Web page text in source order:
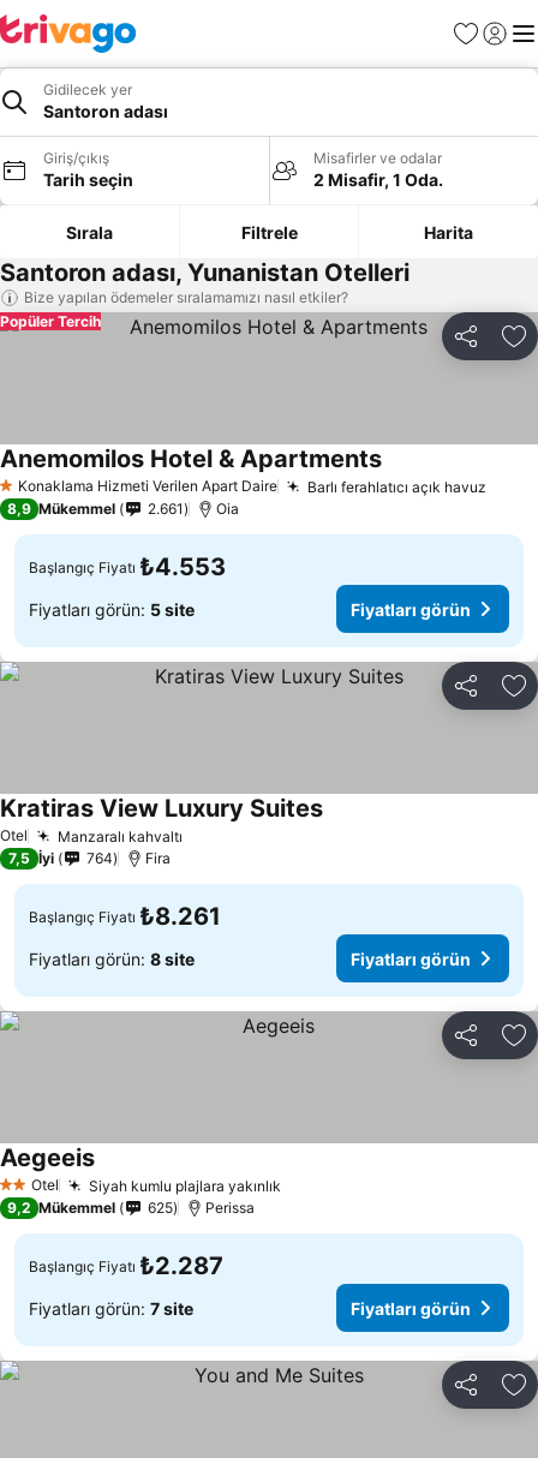
Favoriler
Giriş
Gidilecek yer
Santoron adası
Giriş/çıkış
Tarih seçin
Misafirler ve odalar
2 Misafir, 1 Oda.
Sırala Filtrele Harita
Santoron adası, Yunanistan Otelleri
Bize yapılan ödemeler sıralamamızı nasıl etkiler?
Paylaş
Popüler Tercih
1 Yıldız
Konaklama Hizmeti Verilen Apart Daire Barlı ferahlatıcı açık havuz
Anemomilos Hotel & Apartments
8,9 Mükemmel 2.661 Oia
Başlangıç Fiyatı ₺4.553
Fiyatları görün: 5 site Fiyatları görün
Paylaş
Otel Manzaralı kahvaltı
Kratiras View Luxury Suites
7,5 İyi 764 Fira
Başlangıç Fiyatı ₺8.261
Fiyatları görün: 8 site Fiyatları görün
Paylaş
2 Yıldız
Otel Siyah kumlu plajlara yakınlık
Aegeeis
9,2 Mükemmel 625 Perissa
Başlangıç Fiyatı ₺2.287
Fiyatları görün: 7 site Fiyatları görün
Paylaş